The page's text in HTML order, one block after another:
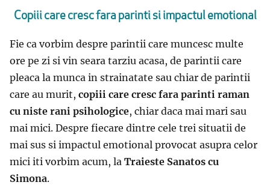
Copiii care cresc fara parinti si impactul emotional
Fie ca vorbim despre parintii care muncesc multe
ore pe zi si vin seara tarziu acasa, de parintii care
pleaca la munca in strainatate sau chiar de parintii
care au murit, copiii care cresc fara parinti raman
cu niste rani psihologice, chiar daca mai mari sau
mai mici. Despre fiecare dintre cele trei situatii de
mai sus si impactul emotional provocat asupra celor
mici iti vorbim acum, la Traieste Sanatos cu
Simona.